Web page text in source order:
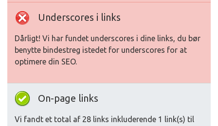
Underscores i links
Dårligt! Vi har fundet underscores i dine links, du bør
benytte bindestreg istedet for underscores for at
optimere din SEO.
On-page links
Vi fandt et total af 28 links inkluderende 1 link(s) til